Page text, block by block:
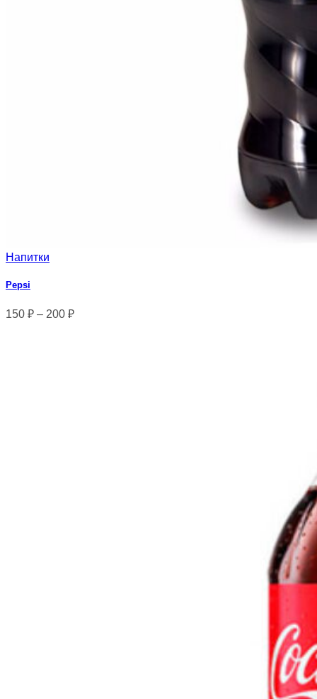
Напитки
Pepsi
150 ₽ – 200 ₽